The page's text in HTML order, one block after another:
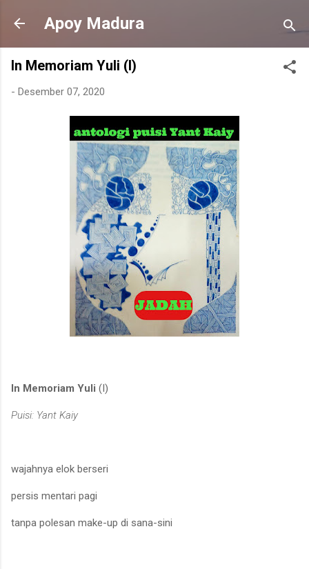
Langsung ke konten utama
Apoy Madura
In Memoriam Yuli (I)
- Desember 07, 2020
In Memoriam Yuli (I)
Puisi: Yant Kaiy
wajahnya elok berseri
persis mentari pagi
tanpa polesan make-up di sana-sini